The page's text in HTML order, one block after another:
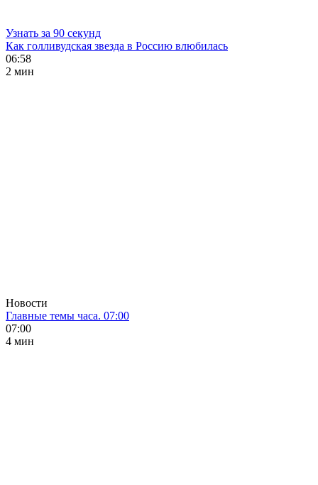
Узнать за 90 секунд
Как голливудская звезда в Россию влюбилась
06:58
2 мин
Новости
Главные темы часа. 07:00
07:00
4 мин